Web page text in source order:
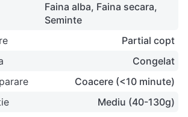
Faina alba Faina secara
Seminte
Partial copt
Congelat
Coacere (<10 minute)
Mediu (40-130g)